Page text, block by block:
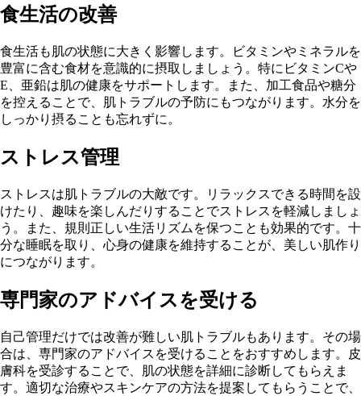
食生活の改善
食生活も肌の状態に大きく影響します。ビタミンやミネラルを
豊富に含む食材を意識的に摂取しましょう。特にビタミンCや
E、亜鉛は肌の健康をサポートします。また、加工食品や糖分
を控えることで、肌トラブルの予防にもつながります。水分を
しっかり摂ることも忘れずに。
ストレス管理
ストレスは肌トラブルの大敵です。リラックスできる時間を設
けたり、趣味を楽しんだりすることでストレスを軽減しましょ
う。また、規則正しい生活リズムを保つことも効果的です。十
分な睡眠を取り、心身の健康を維持することが、美しい肌作り
につながります。
専門家のアドバイスを受ける
自己管理だけでは改善が難しい肌トラブルもあります。その場
合は、専門家のアドバイスを受けることをおすすめします。皮
膚科を受診することで、肌の状態を詳細に診断してもらえま
す。適切な治療やスキンケアの方法を提案してもらうことで、